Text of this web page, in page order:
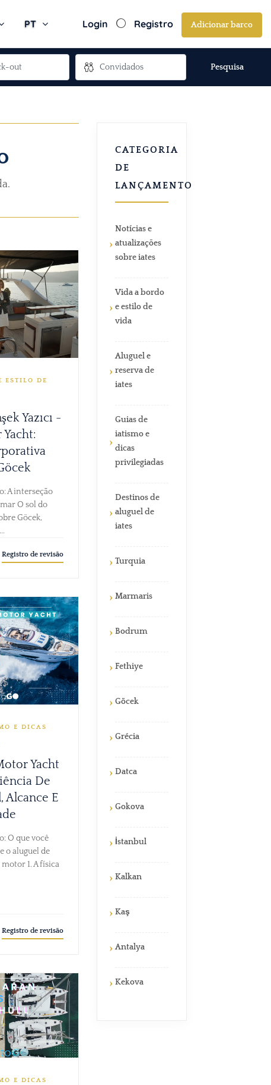
PT Login Registro Adicionar barco
Pesquisa
ESTILO DE
Yazıcı -
A interseção
O sol do
Göcek,
Registro de revisão
E DICAS
Yacht
De
Alcance E
O que você
o aluguel de
1. A física
Registro de revisão
E DICAS
CATEGORIA
DE
LANÇAMENTO
Notícias e
atualizações
sobre iates
Vida a bordo
e estilo de
vida
Aluguel e
reserva de
iates
Guias de
iatismo e
dicas
privilegiadas
Destinos de
aluguel de
iates
Turquia
Marmaris
Bodrum
Fethiye
Göcek
Grécia
Datca
Gokova
İstanbul
Kalkan
Kaş
Antalya
Kekova